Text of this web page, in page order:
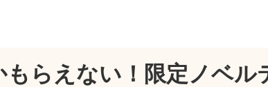
らえない！限定ノベル